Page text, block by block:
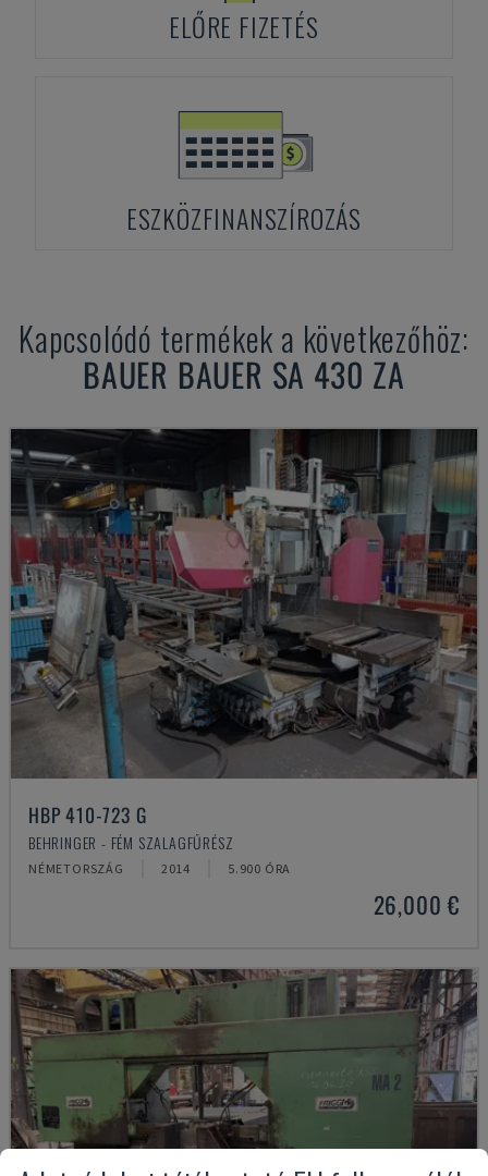
ELŐRE FIZETÉS
ESZKÖZFINANSZÍROZÁS
Kapcsolódó termékek a következőhöz:
BAUER BAUER SA 430 ZA
HBP 410-723 G
BEHRINGER - FÉM SZALAGFŰRÉSZ
NÉMETORSZÁG 2014 5.900 ÓRA
26,000 €